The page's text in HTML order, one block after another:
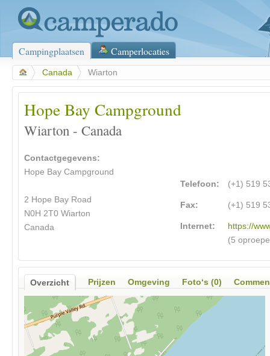
Campingplaatsen Camperlocaties
Canada Wiarton
Hope Bay Campground
Wiarton - Canada
Contactgegevens:
Hope Bay Campground
2 Hope Bay Road
N0H 2T0 Wiarton
Canada
Telefoon: (+1) 519
Fax: (+1) 519
Internet:
https://
(5
Overzicht Prijzen Omgeving Foto‘s (0)